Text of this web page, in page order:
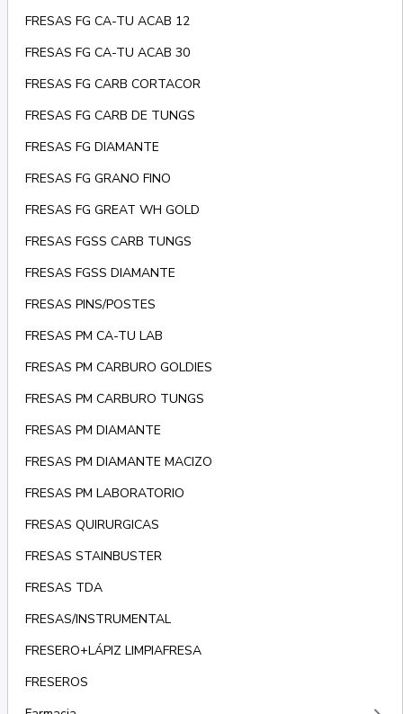
FRESAS FG CA-TU ACAB 12
FRESAS FG CA-TU ACAB 30
FRESAS FG CARB CORTACOR
FRESAS FG CARB DE TUNGS
FRESAS FG DIAMANTE
FRESAS FG GRANO FINO
FRESAS FG GREAT WH GOLD
FRESAS FGSS CARB TUNGS
FRESAS FGSS DIAMANTE
FRESAS PINS/POSTES
FRESAS PM CA-TU LAB
FRESAS PM CARBURO GOLDIES
FRESAS PM CARBURO TUNGS
FRESAS PM DIAMANTE
FRESAS PM DIAMANTE MACIZO
FRESAS PM LABORATORIO
FRESAS QUIRURGICAS
FRESAS STAINBUSTER
FRESAS TDA
FRESAS/INSTRUMENTAL
FRESERO+LÁPIZ LIMPIAFRESA
FRESEROS